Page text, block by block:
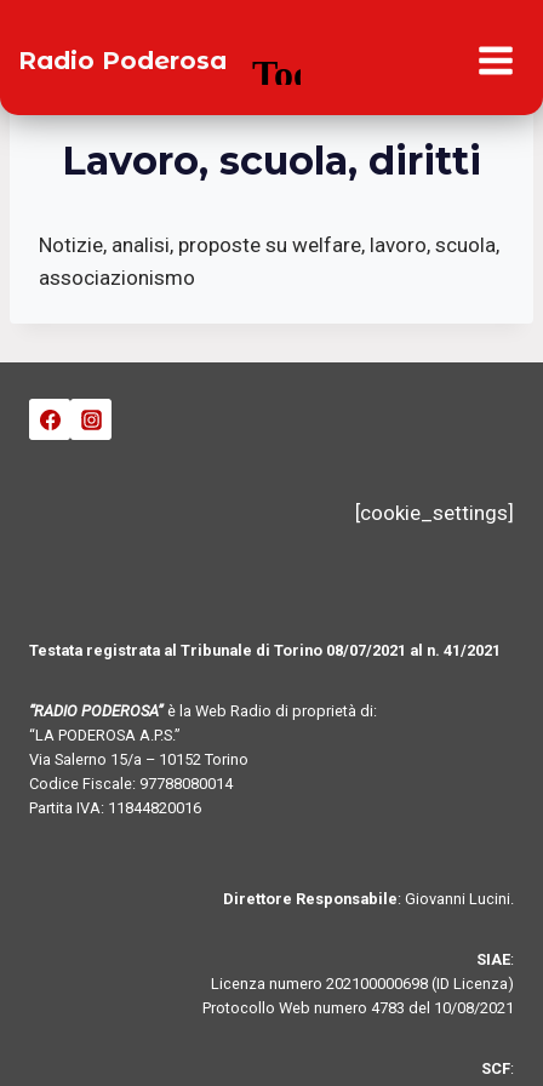
Radio Poderosa
Lavoro, scuola, diritti
Notizie, analisi, proposte su welfare, lavoro, scuola,
associazionismo
[cookie_settings]
Testata registrata al Tribunale di Torino 08/07/2021 al n. 41/2021
“RADIO PODEROSA”è la Web Radio di proprietà di:
“LA PODEROSA A.P.S.”
Via Salerno 15/a – 10152 Torino
Codice Fiscale: 97788080014
Partita IVA: 11844820016
Direttore Responsabile: Giovanni Lucini.
SIAE:
Licenza numero 202100000698 (ID Licenza)
Protocollo Web numero 4783 del 10/08/2021
SCF: